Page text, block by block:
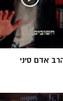
אדם סיני